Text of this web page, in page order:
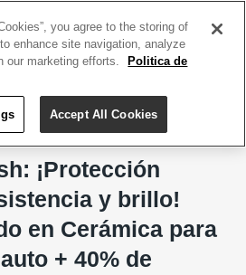
¡Protección
y brillo!
en Cerámica para
+ 40% de
you agree to the storing of
enhance site navigation, analyze
our marketing efforts.
Politica de
Accept All Cookies